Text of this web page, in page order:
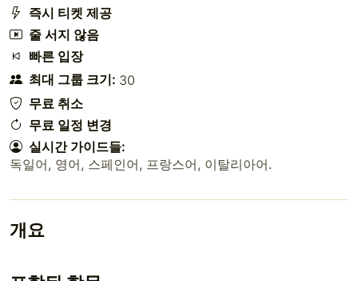
즉시 티켓 제공
줄 서지 않음
빠른 입장
최대 그룹 크기: 30
무료 취소
무료 일정 변경
실시간 가이드들:
독일어, 영어, 스페인어, 프랑스어, 이탈리아어.
개요